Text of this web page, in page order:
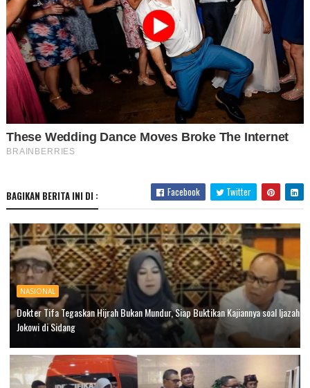
BAGIKAN BERITA INI DI : Facebook Twitter
NASIONAL
Dokter Tifa Tegaskan Hijrah Bukan Mundur, Siap Buktikan Kajiannya soal Ijazah
Jokowi di Sidang